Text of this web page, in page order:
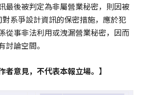
最後被判定為非屬營業秘密，則因被
系爭設計資訊的保密措施，應於犯
從事非法利用或洩漏營業秘密，因而
討論空間。
者意見，不代表本報立場。】